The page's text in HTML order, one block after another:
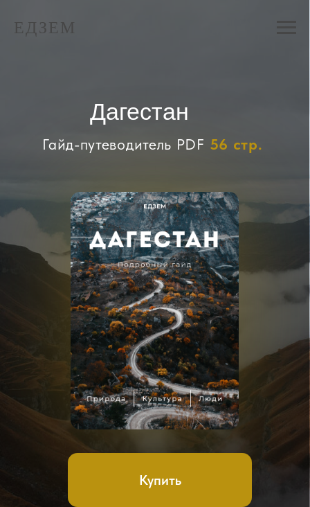
ЕДЗЕМ
Купить
Гайд-путеводитель PDF
Подборки отелей,
заведений и
Готовый маршрут
Лайфхаки и рекомендации